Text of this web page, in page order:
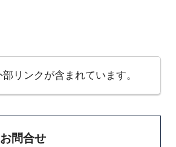
リンクが含まれています。
問合せ